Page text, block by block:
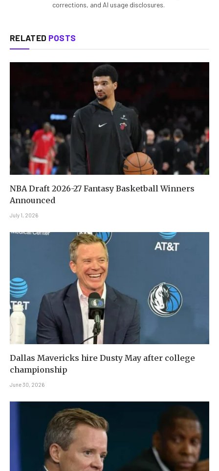
corrections, and AI usage disclosures.
RELATED POSTS
NBA Draft 2026-27 Fantasy Basketball Winners
Announced
July 1, 2026
Dallas Mavericks hire Dusty May after college
championship
June 30, 2026